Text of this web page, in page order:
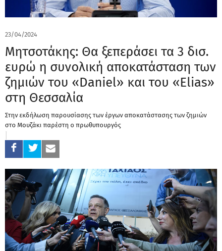
23/04/2024
Μητσοτάκης: Θα ξεπεράσει τα 3 δισ.
ευρώ η συνολική αποκατάσταση των
ζημιών του «Daniel» και του «Elias»
στη Θεσσαλία
Στην εκδήλωση παρουσίασης των έργων αποκατάστασης των ζημιών
στο Μουζάκι παρέστη ο πρωθυπουργός